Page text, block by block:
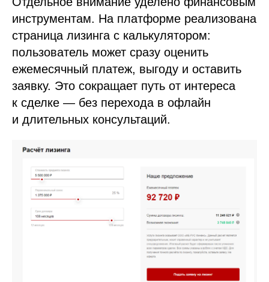
инструментам. На платформе реализована
страница лизинга с калькулятором:
пользователь может сразу оценить
ежемесячный платеж, выгоду и оставить
заявку. Это сокращает путь от интереса
к сделке — без перехода в офлайн
и длительных консультаций.